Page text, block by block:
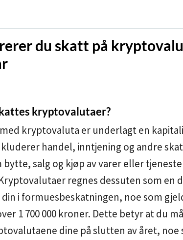
du skatt på
kryptovalutaer?
kryptovaluta er underlagt en
handel, inntjening og andre
bytte, salg og kjøp av varer eller
regnes dessuten som en
i formuesbeskatningen, noe som
1 700 000 kroner. Dette betyr at du
dine på slutten av året, noe